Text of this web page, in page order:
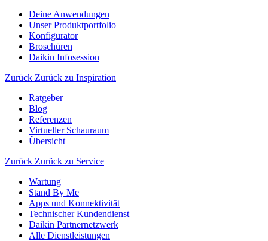
Deine Anwendungen
Unser Produktportfolio
Konfigurator
Broschüren
Daikin Infosession
Zurück Zurück zu Inspiration
Ratgeber
Blog
Referenzen
Virtueller Schauraum
Übersicht
Zurück Zurück zu Service
Wartung
Stand By Me
Apps und Konnektivität
Technischer Kundendienst
Daikin Partnernetzwerk
Alle Dienstleistungen